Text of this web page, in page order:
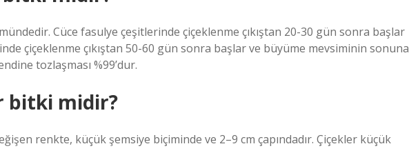
Cüce fasulye çeşitlerinde çiçeklenme çıkıştan 20-30 gün sonra başlar
çiçeklenme çıkıştan 50-60 gün sonra başlar ve büyüme mevsiminin sonuna
tozlaşması %99’dur.
bitki midir?
renkte, küçük şemsiye biçiminde ve 2–9 cm çapındadır. Çiçekler küçük